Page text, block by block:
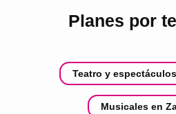
Planes por
Teatro y
Musicales en